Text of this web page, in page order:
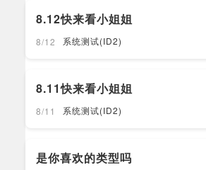
8.12快来看小姐姐
8/12 系统测试(ID2)
8.11快来看小姐姐
8/11 系统测试(ID2)
是你喜欢的类型吗